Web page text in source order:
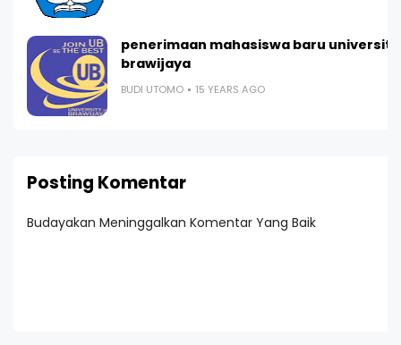
penerimaan mahasiswa baru
brawijaya
BUDI UTOMO 15 YEARS AGO
Posting Komentar
Budayakan Meninggalkan Komentar Yang Baik